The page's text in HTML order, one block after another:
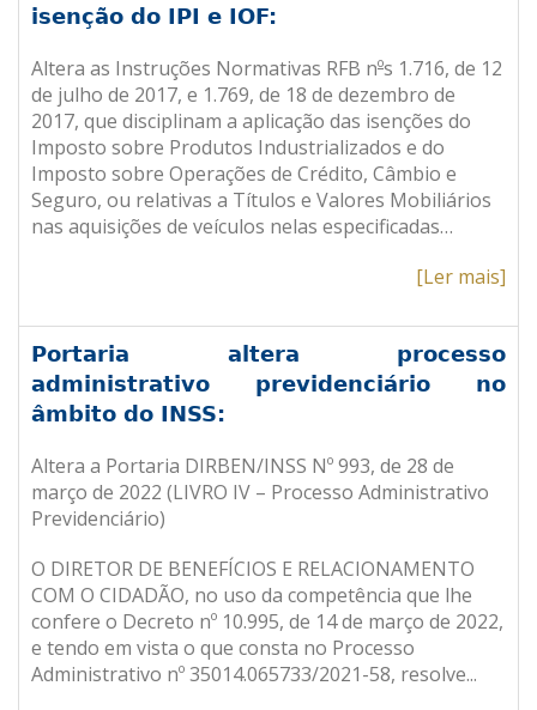
isenção do IPI e IOF:
Altera as Instruções Normativas RFB nºs 1.716, de 12
de julho de 2017, e 1.769, de 18 de dezembro de
2017, que disciplinam a aplicação das isenções do
Imposto sobre Produtos Industrializados e do
Imposto sobre Operações de Crédito, Câmbio e
Seguro, ou relativas a Títulos e Valores Mobiliários
nas aquisições de veículos nelas especificadas…
[Ler mais]
Portaria altera processo
administrativo previdenciário no
âmbito do INSS:
Altera a Portaria DIRBEN/INSS Nº 993, de 28 de
março de 2022 (LIVRO IV – Processo Administrativo
Previdenciário)
O DIRETOR DE BENEFÍCIOS E RELACIONAMENTO
COM O CIDADÃO, no uso da competência que lhe
confere o Decreto nº 10.995, de 14 de março de 2022,
e tendo em vista o que consta no Processo
Administrativo nº 35014.065733/2021-58, resolve...